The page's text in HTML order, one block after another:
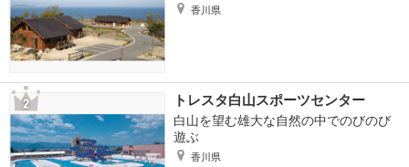
香川県
トレスタ白山スポーツセンター
白山を望む雄大な自然の中でのびのび
遊ぶ
香川県